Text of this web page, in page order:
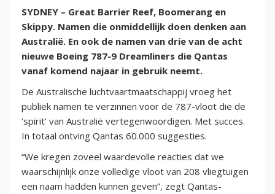
SYDNEY – Great Barrier Reef, Boomerang en
Skippy. Namen die onmiddellijk doen denken aan
Australië. En ook de namen van drie van de acht
nieuwe Boeing 787-9 Dreamliners die Qantas
vanaf komend najaar in gebruik neemt.
De Australische luchtvaartmaatschappij vroeg het
publiek namen te verzinnen voor de 787-vloot die de
‘spirit’ van Australië vertegenwoordigen. Met succes.
In totaal ontving Qantas 60.000 suggesties.
“We kregen zoveel waardevolle reacties dat we
waarschijnlijk onze volledige vloot van 208 vliegtuigen
een naam hadden kunnen geven”, zegt Qantas-